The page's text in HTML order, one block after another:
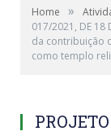
Home »
017/2021, DE 18
da contribuição
como templo